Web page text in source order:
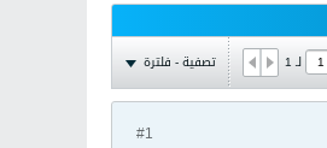
لـ1 تصفية - فلترة
#1